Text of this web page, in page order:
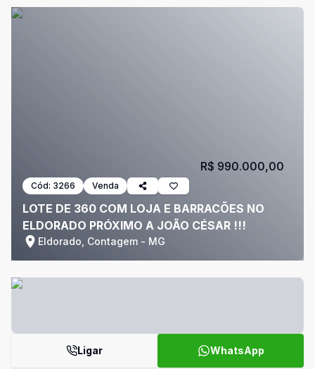
Cód: 3266 Venda
LOTE DE 360 COM LOJA E BARRACÕES NO
ELDORADO PRÓXIMO A JOÃO CÉSAR !!!
Eldorado, Contagem - MG
R$ 990.000,00
Ligar WhatsApp